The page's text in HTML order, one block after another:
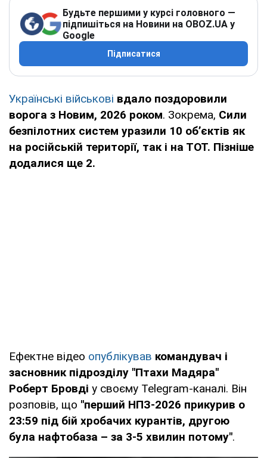
Будьте першими у курсі головного —
підпишіться на Новини на OBOZ.UA у
Google
Підписатися
Українські військові вдало поздоровили
ворога з Новим, 2026 роком. Зокрема, Сили
безпілотних систем уразили 10 об’єктів як
на російській території, так і на ТОТ. Пізніше
додалися ще 2.
Ефектне відео опублікував командувач і
засновник підрозділу "Птахи Мадяра"
Роберт Бровді у своєму Telegram-каналі. Він
розповів, що "перший НПЗ-2026 прикурив о
23:59 під бій хробачих курантів, другою
була нафтобаза – за 3-5 хвилин потому".